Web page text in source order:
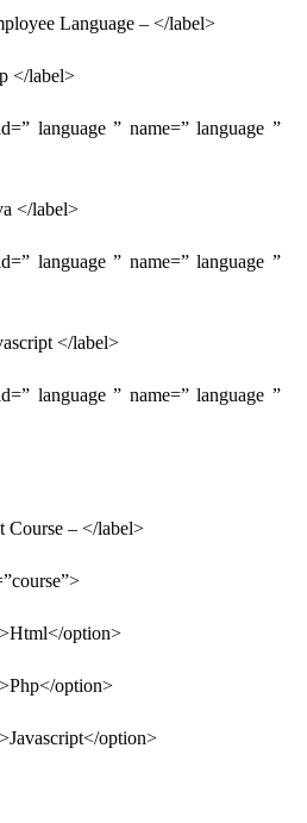
Language – </label>
</label>
language ” name=” language ”
</label>
language ” name=” language ”
</label>
language ” name=” language ”
Course – </label>
option>
option>
option>